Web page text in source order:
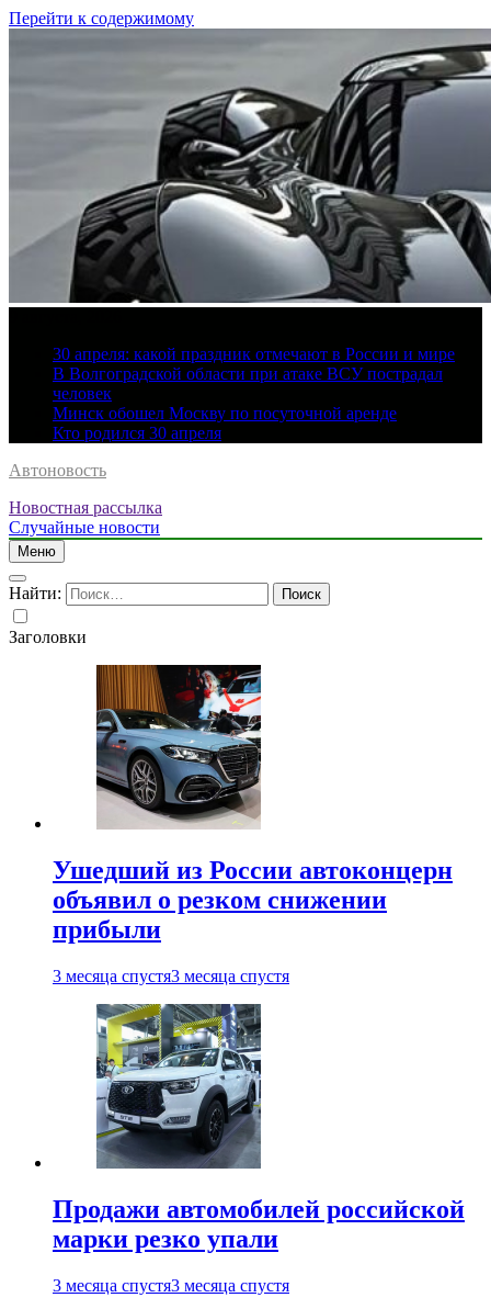
Перейти к содержимому
30 апреля: какой праздник отмечают в России и мире
В Волгоградской области при атаке ВСУ пострадал
человек
Минск обошел Москву по посуточной аренде
Кто родился 30 апреля
Автоновость
Новостная рассылка
Случайные новости
Меню
Найти:
Заголовки
Ушедший из России автоконцерн
объявил о резком снижении
прибыли
3 месяца спустя3 месяца спустя
Продажи автомобилей российской
марки резко упали
3 месяца спустя3 месяца спустя